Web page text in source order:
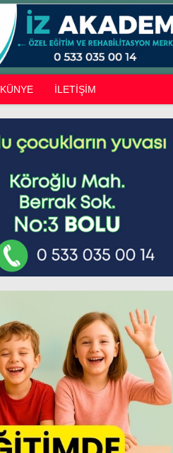
KÜNYE İLETİŞİM